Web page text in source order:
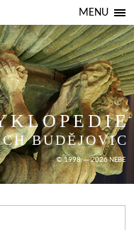
MENU
BUDĚJOVIC
© 1998 — 2026 NEBE